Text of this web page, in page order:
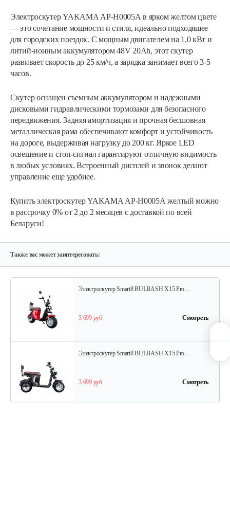
Электроскутер YAKAMA АР-Н0005А в ярком желтом цвете
— это сочетание мощности и стиля, идеально подходящее
для городских поездок. С мощным двигателем на 1,0 кВт и
литий-ионным аккумулятором 48V 20Ah, этот скутер
развивает скорость до 25 км/ч, а зарядка занимает всего 3-5
часов.
Скутер оснащен съемным аккумулятором и надежными
дисковыми гидравлическими тормозами для безопасного
передвижения. Задняя амортизация и прочная бесшовная
металлическая рама обеспечивают комфорт и устойчивость
на дороге, выдерживая нагрузку до 200 кг. Яркое LED
освещение и стоп-сигнал гарантируют отличную видимость
в любых условиях. Встроенный дисплей и звонок делают
управление еще удобнее.
Купить электроскутер YAKAMA АР-Н0005А желтый можно
в рассрочку 0% от 2 до 2 месяцев с доставкой по всей
Беларуси!
Также вас может заинтересовать:
Электроскутер Smart8 BULBASH X15 Pro…
4 266 руб
Электроскутер Smart8 BULBASH X15 Pro…
3 699 руб Смотреть
Электроскутер Smart8 BULBASH X15 Pro…
3 699 руб Смотреть